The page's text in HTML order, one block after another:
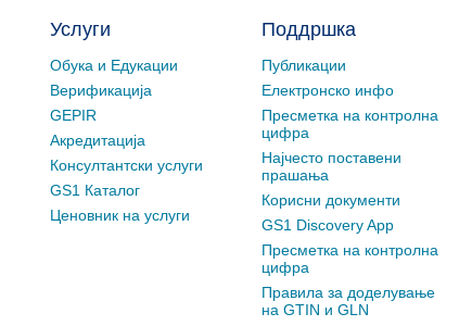
Услуги
Обука и Едукации
Верификација
GEPIR
Акредитација
Консултантски услуги
GS1 Каталог
Ценовник на услуги
Поддршка
Публикации
Електронско инфо
Пресметка на контролна
цифра
Најчесто поставени
прашања
Корисни документи
GS1 Discovery App
Пресметка на контролна
цифра
Правила за доделување
на GTIN и GLN